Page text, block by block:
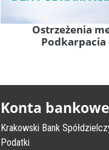
Ostrzeżenia
Podkarpacia
Konta bankowe
Krakowski Bank
Podatki